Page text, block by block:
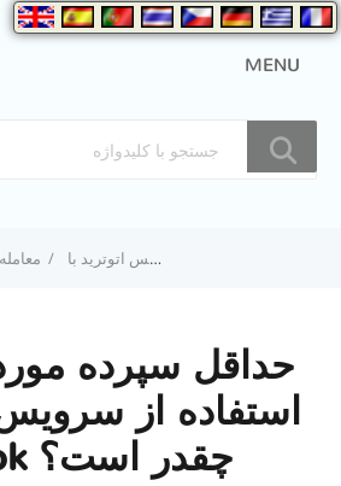
MENU
حداقل سپرده مورد نیاز برای استفاده از سرویس اتوترید با MyFxbook چقدر است؟
حداقل سپرده
استفاده از سرویس
MyFxbook چقدر است؟